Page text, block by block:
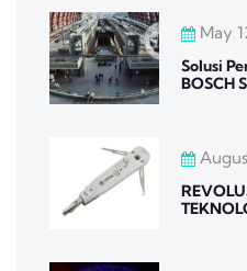
May
Solusi
BOSCH